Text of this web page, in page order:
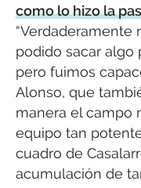
como lo hizo la
“Verdaderamente
podido sacar algo
pero fuimos
Alonso, que
manera el campo
equipo tan
cuadro de
acumulación de